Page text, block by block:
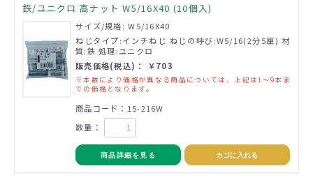
鉄/ユニクロ 高ナット W5/16X40 (10個入)
サイズ/規格: W5/16X40
ねじタイプ:インチねじ ねじの呼び:W5/16(2分5厘) 材
質:鉄 処理:ユニクロ
販売価格(税込)： ￥703
※本数により価格が異なる商品については、上記は1～9本ま
での価格となります。
商品コード：15-216W
数量：
商品詳細を見る カゴに入れる